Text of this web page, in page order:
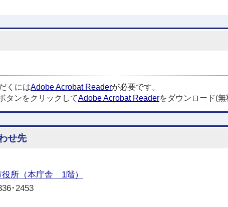
くにはAdobe Acrobat Readerが必要です。
タンをクリックしてAdobe Acrobat Readerをダウンロード(無
せ先
役所（本庁舎 1階）
･2453